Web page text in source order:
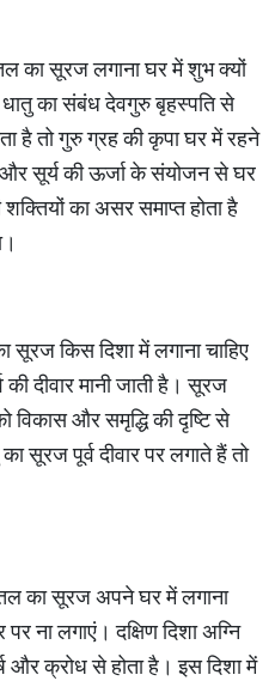
का सूरज लगाना घर में शुभ क्यों
धातु का संबंध देवगुरु बृहस्पति से
है तो गुरु ग्रह की कृपा घर में रहने
सूर्य की ऊर्जा के संयोजन से घर
का असर समाप्त होता है
किस दिशा में लगाना चाहिए
दीवार मानी जाती है। सूरज
विकास और समृद्धि की दृष्टि से
सूरज पूर्व दीवार पर लगाते हैं तो
का सूरज अपने घर में लगाना
पर ना लगाएं। दक्षिण दिशा अग्नि
और क्रोध से होता है। इस दिशा में